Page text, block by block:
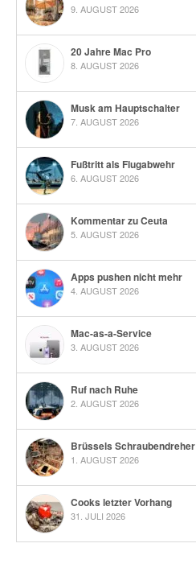
9. AUGUST 2026
20 Jahre Mac Pro
8. AUGUST 2026
Musk am Hauptschalter
7. AUGUST 2026
Fußtritt als Flugabwehr
6. AUGUST 2026
Kommentar zu Ceuta
5. AUGUST 2026
Apps pushen nicht mehr
4. AUGUST 2026
Mac-as-a-Service
3. AUGUST 2026
Ruf nach Ruhe
2. AUGUST 2026
Brüssels Schraubendreher
1. AUGUST 2026
Cooks letzter Vorhang
31. JULI 2026